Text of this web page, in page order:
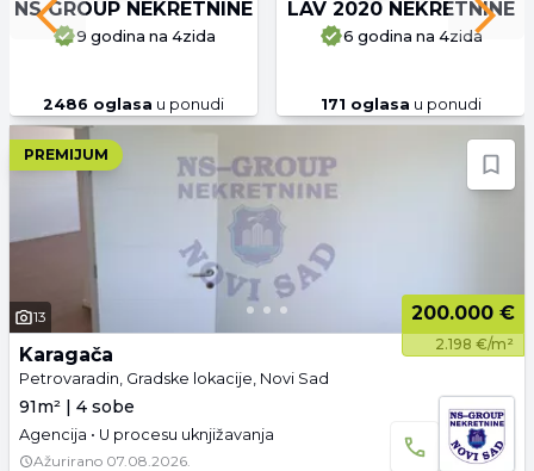
NS GROUP NEKRETNINE
9 godina na 4zida
2486 oglasa u ponudi
LAV 2020 NEKRETNINE
6 godina na 4zida
171 oglasa u ponudi
Previous slide Next
PREMIJUM
13 200.000 €
2.198 €/m²
Karagača
Petrovaradin, Gradske lokacije, Novi Sad
91m² | 4 sobe
Agencija • U procesu uknjižavanja
Ažurirano 07.08.2026.